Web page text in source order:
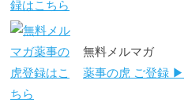
無料メルマガ
薬事の虎 ご登録 ▶